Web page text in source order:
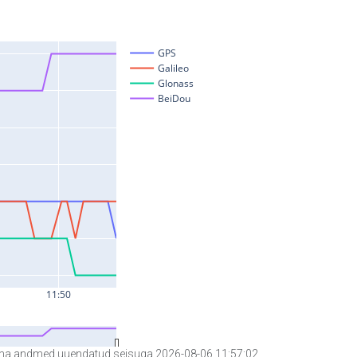
andmed uuendatud seisuga 2026-08-06 11:57:02